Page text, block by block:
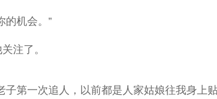
的机会。”
注了。
第一次追人，以前都是人家姑娘往我身上